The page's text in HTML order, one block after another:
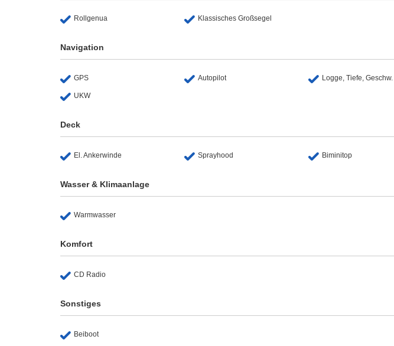
Rollgenua Klassisches Großsegel
Navigation
GPS Autopilot Logge, Tiefe, Geschw.
UKW
Deck
El. Ankerwinde Sprayhood Biminitop
Wasser & Klimaanlage
Warmwasser
Komfort
CD Radio
Sonstiges
Beiboot